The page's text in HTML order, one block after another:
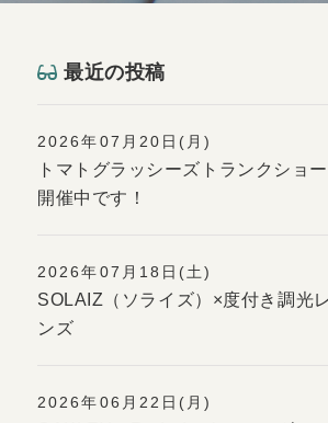
最近の投稿
2026年07月20日(月)
トマトグラッシーズトランクショー
開催中です！
2026年07月18日(土)
SOLAIZ（ソライズ）×度付き調光レ
ンズ
2026年06月22日(月)